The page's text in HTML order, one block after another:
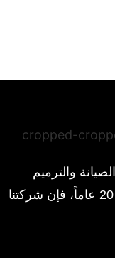
والترميم
المتنوعة وتنسيق الحدائق من أكثر من 20 عاماً، فإن شركتنا